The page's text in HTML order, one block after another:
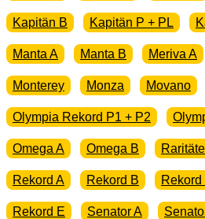
Kapitän B Kapitän P + PL
Manta A Manta B Meriva A
Monterey Monza Movano
Olympia Rekord P1 + P2
Omega A Omega B
Rekord A Rekord B Rekord
Rekord E Senator A